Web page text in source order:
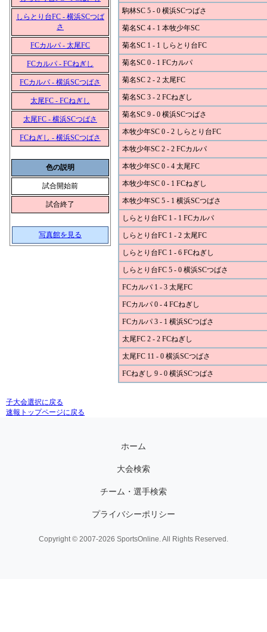
しらとり台FC - 横浜SCつば
さ
FCカルパ - 太尾FC
FCカルパ - FCねぎし
FCカルパ - 横浜SCつばさ
太尾FC - FCねぎし
太尾FC - 横浜SCつばさ
FCねぎし - 横浜SCつばさ
色の説明
試合開始前
試合終了
写真館を見る
駒林SC 5 - 0 横浜SCつばさ
菊名SC 4 - 1 本牧少年SC
菊名SC 1 - 1 しらとり台FC
菊名SC 0 - 1 FCカルパ
菊名SC 2 - 2 太尾FC
菊名SC 3 - 2 FCねぎし
菊名SC 9 - 0 横浜SCつばさ
本牧少年SC 0 - 2 しらとり台FC
本牧少年SC 2 - 2 FCカルパ
本牧少年SC 0 - 4 太尾FC
本牧少年SC 0 - 1 FCねぎし
本牧少年SC 5 - 1 横浜SCつばさ
しらとり台FC 1 - 1 FCカルパ
しらとり台FC 1 - 2 太尾FC
しらとり台FC 1 - 6 FCねぎし
しらとり台FC 5 - 0 横浜SCつばさ
FCカルパ 1 - 3 太尾FC
FCカルパ 0 - 4 FCねぎし
FCカルパ 3 - 1 横浜SCつばさ
太尾FC 2 - 2 FCねぎし
太尾FC 11 - 0 横浜SCつばさ
FCねぎし 9 - 0 横浜SCつばさ
子大会選択に戻る
速報トップページに戻る
ホーム
大会検索
チーム・選手検索
プライバシーポリシー
Copyright © 2007-2026 SportsOnline. All Rights Reserved.